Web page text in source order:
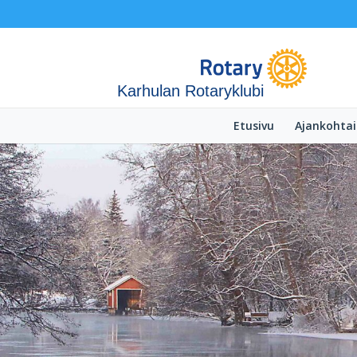
Karhulan Rotaryklubi
Etusivu